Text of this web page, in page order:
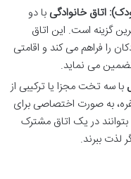
اتاق خانوادگی با دو
گزینه است. این اتاق
را فراهم می کند و اقامتی
می نماید.
با سه تخت مجزا یا ترکیبی از
به صورت اختصاصی برای
در یک اتاق مشترک
لذت ببرند.